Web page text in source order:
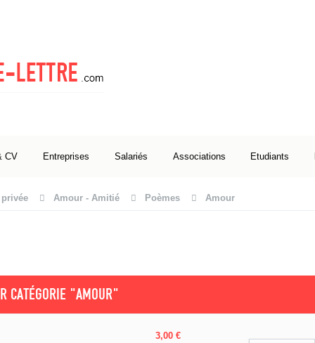
CV Entreprises Salariés Associations Etudiants
Amour - Amitié Poèmes Amour
CATÉGORIE "AMOUR"
Prix
3,00 €